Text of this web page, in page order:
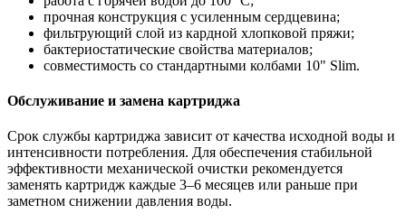
прочная конструкция с усиленным сердцевина;
фильтрующий слой из кардной хлопковой пряжи;
бактериостатические свойства материалов;
совместимость со стандартными колбами 10" Slim.
Обслуживание и замена картриджа
Срок службы картриджа зависит от качества исходной воды и
интенсивности потребления. Для обеспечения стабильной
эффективности механической очистки рекомендуется
заменять картридж каждые 3–6 месяцев или раньше при
заметном снижении давления воды.